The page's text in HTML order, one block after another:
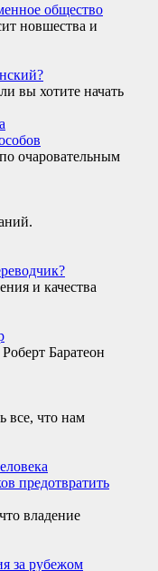
общество
новшества и
вы хотите начать
очаровательным
и качества
Баратеон
все, что нам
предотвратить
владение